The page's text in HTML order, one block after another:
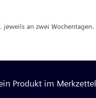
jeweils an zwei Wochentagen.
Produkt im Merkzettel